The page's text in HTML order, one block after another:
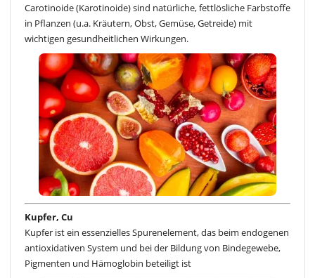
Carotinoide (Karotinoide) sind natürliche, fettlösliche Farbstoffe
in Pflanzen (u.a. Kräutern, Obst, Gemüse, Getreide) mit
wichtigen gesundheitlichen Wirkungen.
Kupfer, Cu
Kupfer ist ein essenzielles Spurenelement, das beim endogenen
antioxidativen System und bei der Bildung von Bindegewebe,
Pigmenten und Hämoglobin beteiligt ist